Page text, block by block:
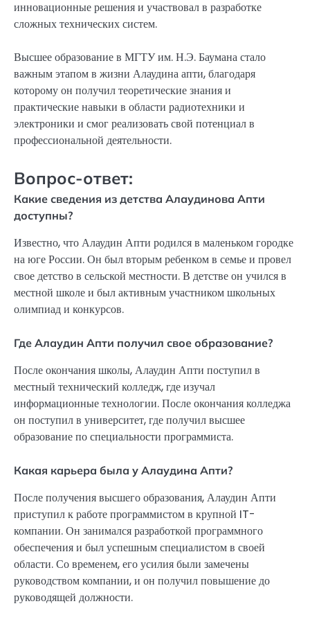
инновационные решения и участвовал в разработке
сложных технических систем.
Высшее образование в МГТУ им. Н.Э. Баумана стало
важным этапом в жизни Алаудина апти, благодаря
которому он получил теоретические знания и
практические навыки в области радиотехники и
электроники и смог реализовать свой потенциал в
профессиональной деятельности.
Вопрос-ответ:
Какие сведения из детства Алаудинова Апти
доступны?
Известно, что Алаудин Апти родился в маленьком городке
на юге России. Он был вторым ребенком в семье и провел
свое детство в сельской местности. В детстве он учился в
местной школе и был активным участником школьных
олимпиад и конкурсов.
Где Алаудин Апти получил свое образование?
После окончания школы, Алаудин Апти поступил в
местный технический колледж, где изучал
информационные технологии. После окончания колледжа
он поступил в университет, где получил высшее
образование по специальности программиста.
Какая карьера была у Алаудина Апти?
После получения высшего образования, Алаудин Апти
приступил к работе программистом в крупной IT-
компании. Он занимался разработкой программного
обеспечения и был успешным специалистом в своей
области. Со временем, его усилия были замечены
руководством компании, и он получил повышение до
руководящей должности.